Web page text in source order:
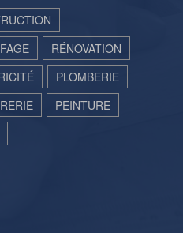
RÉNOVATION
PLOMBERIE
PEINTURE